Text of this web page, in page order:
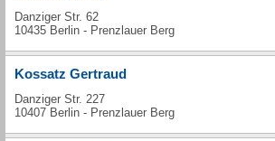
Danziger Str. 62
10435 Berlin - Prenzlauer Berg
Kossatz Gertraud
Danziger Str. 227
10407 Berlin - Prenzlauer Berg